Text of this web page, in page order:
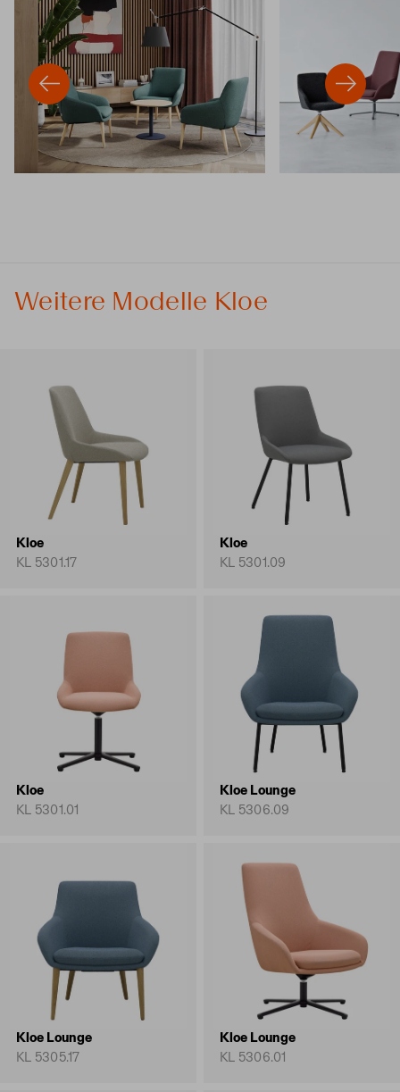
Weitere Modelle Kloe
Kloe
KL 5301.17
Kloe
KL 5301.09
Kloe
KL 5301.01
Kloe Lounge
KL 5306.09
Kloe Lounge
KL 5305.17
Kloe Lounge
KL 5306.01